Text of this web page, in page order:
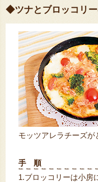
◆ツナとブロッコリ
モッツアレラチーズが
手 順
1.ブロッコリーは小房